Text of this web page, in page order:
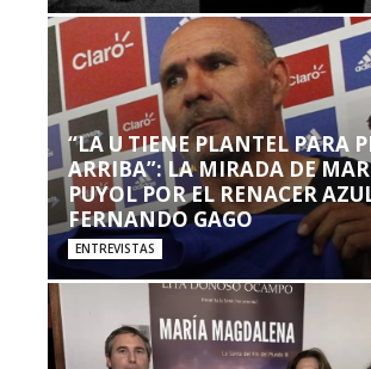
“LA U TIENE PLANTEL PARA
ARRIBA”: LA MIRADA DE
PUYOL POR EL RENACER
FERNANDO GAGO
ENTREVISTAS